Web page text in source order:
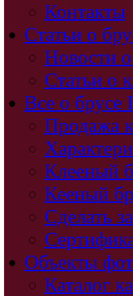
Контакты
Статьи о
Новости
Статьи о
Все о брусе
Продажа
Клееный
Кееный
Сделать
Объекты
Каталог